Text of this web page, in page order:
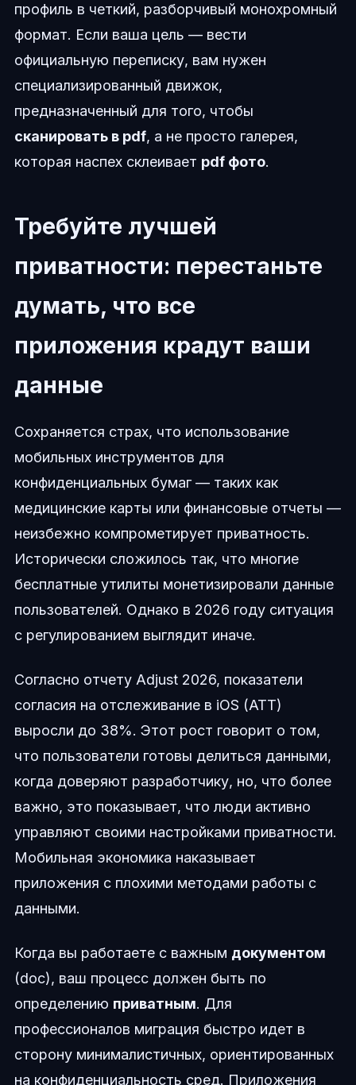
профиль в четкий, разборчивый монохромный
формат. Если ваша цель — вести
официальную переписку, вам нужен
специализированный движок,
предназначенный для того, чтобы
сканировать в pdf, а не просто галерея,
которая наспех склеивает pdf фото.
Требуйте лучшей
приватности: перестаньте
думать, что все
приложения крадут ваши
данные
Сохраняется страх, что использование
мобильных инструментов для
конфиденциальных бумаг — таких как
медицинские карты или финансовые отчеты —
неизбежно компрометирует приватность.
Исторически сложилось так, что многие
бесплатные утилиты монетизировали данные
пользователей. Однако в 2026 году ситуация
с регулированием выглядит иначе.
Согласно отчету Adjust 2026, показатели
согласия на отслеживание в iOS (ATT)
выросли до 38%. Этот рост говорит о том,
что пользователи готовы делиться данными,
когда доверяют разработчику, но, что более
важно, это показывает, что люди активно
управляют своими настройками приватности.
Мобильная экономика наказывает
приложения с плохими методами работы с
данными.
Когда вы работаете с важным документом
(doc), ваш процесс должен быть по
определению приватным. Для
профессионалов миграция быстро идет в
сторону минималистичных, ориентированных
на конфиденциальность сред. Приложения